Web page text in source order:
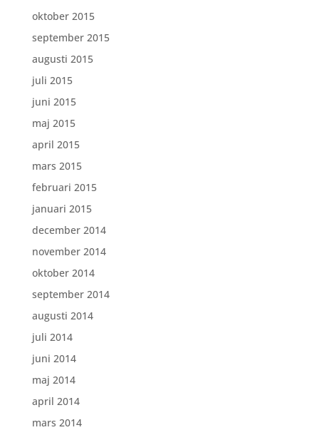
oktober 2015
september 2015
augusti 2015
juli 2015
juni 2015
maj 2015
april 2015
mars 2015
februari 2015
januari 2015
december 2014
november 2014
oktober 2014
september 2014
augusti 2014
juli 2014
juni 2014
maj 2014
april 2014
mars 2014